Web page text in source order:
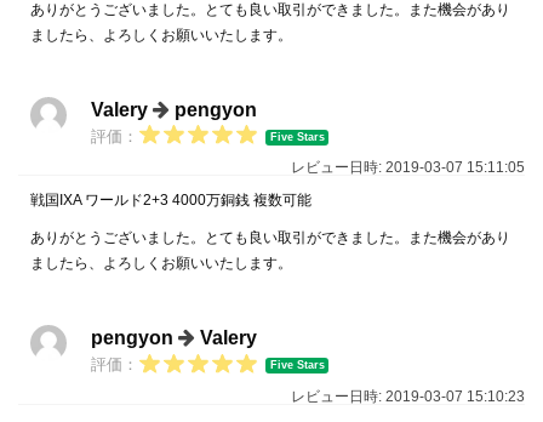
ありがとうございました。とても良い取引ができました。また機会があり
ましたら、よろしくお願いいたします。
Valery pengyon
評価： Five Stars
レビュー日時: 2019-03-07 15:11:05
戦国IXA ワールド2+3 4000万銅銭 複数可能
ありがとうございました。とても良い取引ができました。また機会があり
ましたら、よろしくお願いいたします。
pengyon Valery
評価： Five Stars
レビュー日時: 2019-03-07 15:10:23